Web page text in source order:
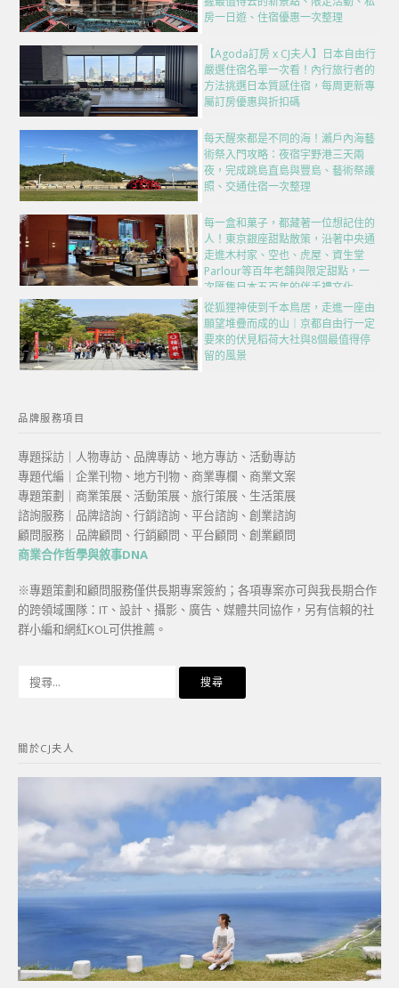
房一日遊、住宿優惠一次整理
【Agoda訂房 x CJ夫人】日本自由行
嚴選住宿名單一次看！內行旅行者的
方法挑選日本質感住宿，每周更新專
屬訂房優惠與折扣碼
每天醒來都是不同的海！瀨戶內海藝
術祭入門攻略：夜宿宇野港三天兩
夜，完成跳島直島與豐島、藝術祭護
照、交通住宿一次整理
每一盒和菓子，都藏著一位想記住的
人！東京銀座甜點散策，沿著中央通
走進木村家、空也、虎屋、資生堂
Parlour等百年老舖與限定甜點，一
次匯集日本五百年的伴手禮文化
從狐狸神使到千本鳥居，走進一座由
願望堆疊而成的山｜京都自由行一定
要來的伏見稻荷大社與8個最值得停
留的風景
品牌服務項目
專題採訪｜人物專訪、品牌專訪、地方專訪、活動專訪
專題代編｜企業刊物、地方刊物、商業專欄、商業文案
專題策劃｜商業策展、活動策展、旅行策展、生活策展
諮詢服務｜品牌諮詢、行銷諮詢、平台諮詢、創業諮詢
顧問服務｜品牌顧問、行銷顧問、平台顧問、創業顧問
商業合作哲學與敘事DNA
※專題策劃和顧問服務僅供長期專案簽約；各項專案亦可與我長期合作
的跨領域團隊：IT、設計、攝影、廣告、媒體共同協作，另有信賴的社
群小編和網紅KOL可供推薦。
字:
關於CJ夫人